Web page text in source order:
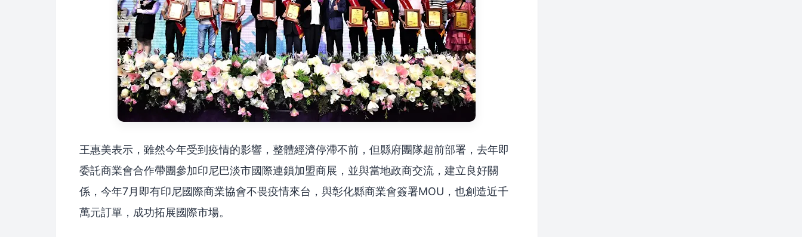
王惠美表示，雖然今年受到疫情的影響，整體經濟停滯不前，但縣府團隊超前部署，去年即
委託商業會合作帶團參加印尼巴淡市國際連鎖加盟商展，並與當地政商交流，建立良好關
係，今年7月即有印尼國際商業協會不畏疫情來台，與彰化縣商業會簽署MOU，也創造近千
萬元訂單，成功拓展國際市場。